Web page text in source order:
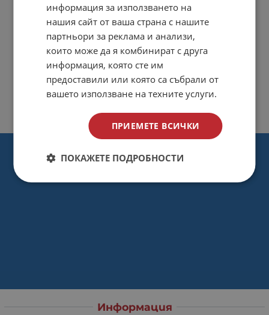
Информация
информация за използването на
нашия сайт от ваша страна с нашите
партньори за реклама и анализи,
които може да я комбинират с друга
информация, която сте им
предоставили или която са събрали от
вашето използване на техните услуги.
ПРИЕМЕТЕ ВСИЧКИ
ПОКАЖЕТЕ ПОДРОБНОСТИ